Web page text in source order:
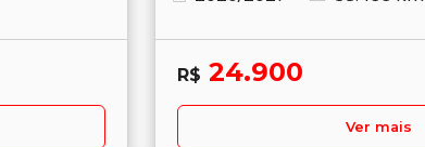
R$ 24.900
Ver mais